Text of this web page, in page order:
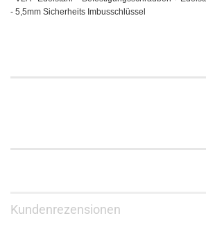
- 5,5mm Sicherheits Imbusschlüssel
Kundenrezensionen